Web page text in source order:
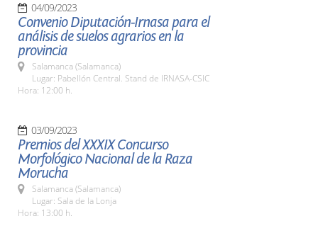
04/09/2023
Convenio Diputación-Irnasa para el
análisis de suelos agrarios en la
provincia
Salamanca (Salamanca)
Lugar: Pabellón Central. Stand de IRNASA-CSIC
Hora: 12:00 h.
03/09/2023
Premios del XXXIX Concurso
Morfológico Nacional de la Raza
Morucha
Salamanca (Salamanca)
Lugar: Sala de la Lonja
Hora: 13:00 h.